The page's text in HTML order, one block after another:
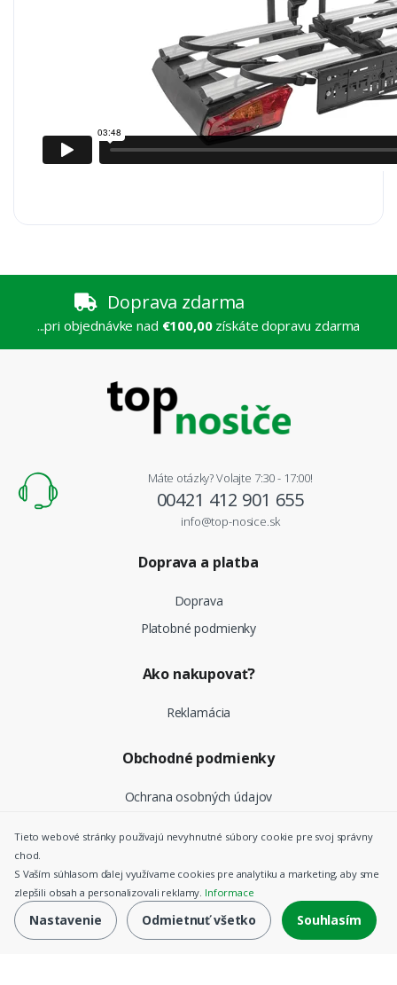
kúpiť
Doprava zdarma
...pri objednávke nad €100,00získáte dopravu zdarma
Máte otázky? Volajte 7:30 - 17:00!
00421 412 901 655
info@top-nosice.sk
Doprava a platba
Doprava
Platobné podmienky
Ako nakupovať?
Reklamácia
Obchodné podmienky
Ochrana osobných údajov
©Top Nosiče SK- Všetky práva vyhradené |Nastavenie
cookies
Tieto webové stránky používajú nevyhnutné súbory cookie pre svoj správny
chod.
S Vaším súhlasom ďalej využívame cookies pre analytiku a marketing, aby sme
zlepšili obsah a personalizovali reklamy. Informace
Nastavenie Odmietnuť všetko Souhlasím